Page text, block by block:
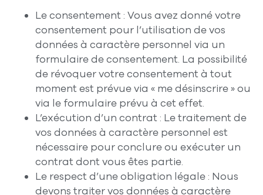
Le consentement : Vous avez donné votre
consentement pour l’utilisation de vos
données à caractère personnel via un
formulaire de consentement. La possibilité
de révoquer votre consentement à tout
moment est prévue via « me désinscrire » ou
via le formulaire prévu à cet effet.
L’exécution d’un contrat : Le traitement de
vos données à caractère personnel est
nécessaire pour conclure ou exécuter un
contrat dont vous êtes partie.
Le respect d’une obligation légale : Nous
devons traiter vos données à caractère